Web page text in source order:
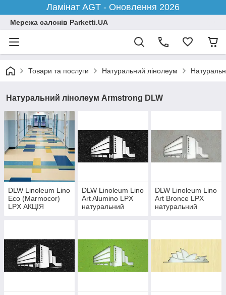
Ламінат AGT - Оновлення 2026
Мережа салонів Parketti.UA
Товари та послуги Натуральний лінолеум
Натуральний лінолеум Armstrong DLW
DLW Linoleum Lino
Eco (Marmocor)
LPX АКЦІЯ
DLW Linoleum Lino
Art Alumino LPX
натуральний
DLW Linoleum Lino
Art Bronce LPX
натуральний